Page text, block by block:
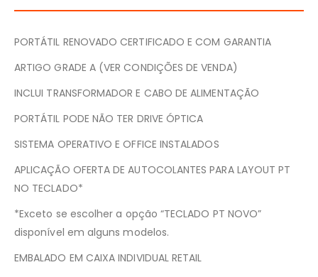
PORTÁTIL RENOVADO CERTIFICADO E COM GARANTIA
ARTIGO GRADE A (VER CONDIÇÕES DE VENDA)
INCLUI TRANSFORMADOR E CABO DE ALIMENTAÇÃO
PORTÁTIL PODE NÃO TER DRIVE ÓPTICA
SISTEMA OPERATIVO E OFFICE INSTALADOS
APLICAÇÃO OFERTA DE AUTOCOLANTES PARA LAYOUT PT
NO TECLADO*
*Exceto se escolher a opção “TECLADO PT NOVO”
disponível em alguns modelos.
EMBALADO EM CAIXA INDIVIDUAL RETAIL